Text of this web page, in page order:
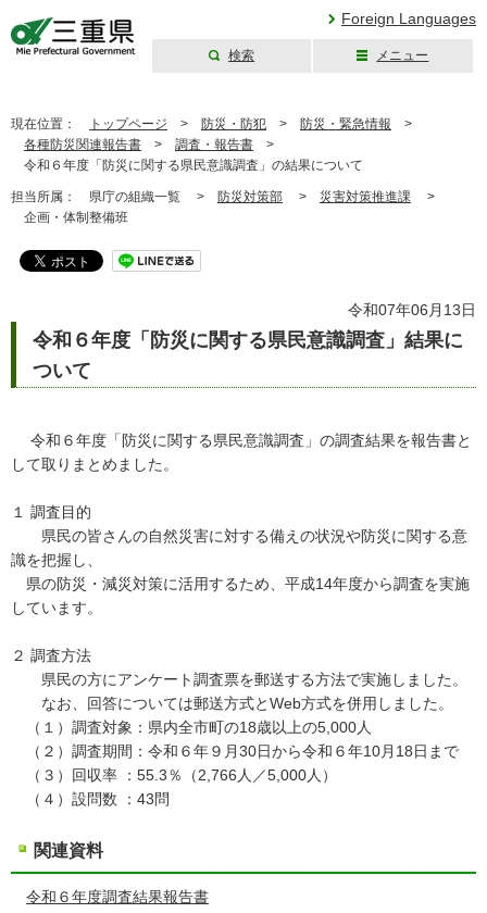
Foreign Languages
検索 メニュー
現在位置： トップページ > 防災・防犯 > 防災・緊急情報 >
各種防災関連報告書 > 調査・報告書 >
令和６年度「防災に関する県民意識調査」の結果について
担当所属： 県庁の組織一覧 > 防災対策部 > 災害対策推進課 >
企画・体制整備班
令和07年06月13日
令和６年度「防災に関する県民意識調査」結果に
ついて
令和６年度「防災に関する県民意識調査」の調査結果を報告書と
して取りまとめました。
１ 調査目的
県民の皆さんの自然災害に対する備えの状況や防災に関する意
識を把握し、
県の防災・減災対策に活用するため、平成14年度から調査を実施
しています。
２ 調査方法
県民の方にアンケート調査票を郵送する方法で実施しました。
なお、回答については郵送方式とWeb方式を併用しました。
（１）調査対象：県内全市町の18歳以上の5,000人
（２）調査期間：令和６年９月30日から令和６年10月18日まで
（３）回収率 ：55.3％（2,766人／5,000人）
（４）設問数 ：43問
関連資料
令和６年度調査結果報告書